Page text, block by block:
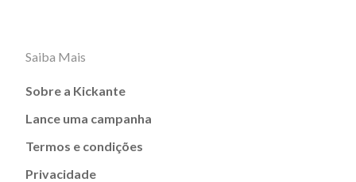
Saiba Mais
Sobre a Kickante
Lance uma campanha
Termos e condições
Privacidade